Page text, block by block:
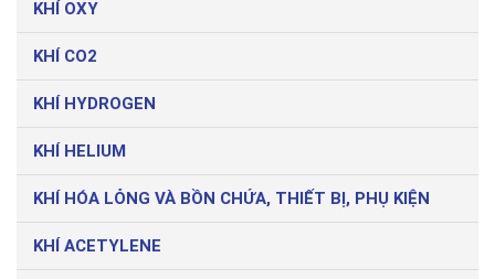
KHÍ OXY
KHÍ CO2
KHÍ HYDROGEN
KHÍ HELIUM
KHÍ HÓA LỎNG VÀ BỒN CHỨA, THIẾT BỊ, PHỤ KIỆN
KHÍ ACETYLENE